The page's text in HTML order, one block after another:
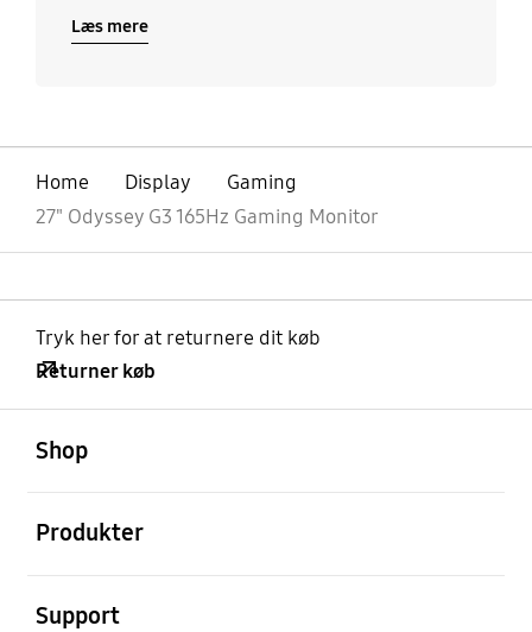
Læs mere
Home Display
Gaming
27" Odyssey G3 165Hz Gaming Monitor
Tryk her for at returnere dit køb
Returner køb
Shop
Produkter
Support